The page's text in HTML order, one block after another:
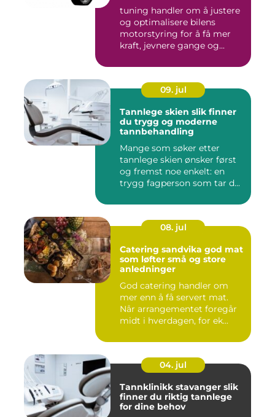
tuning handler om å justere
og optimalisere bilens
motorstyring for å få mer
kraft, jevnere gange og...
09. jul
Tannlege skien slik finner
du trygg og moderne
tannbehandling
Mange som søker etter
tannlege skien ønsker først
og fremst noe enkelt: en
trygg fagperson som tar d...
08. jul
Catering sandvika god mat
som løfter små og store
anledninger
God catering handler om
mer enn å få servert mat.
Når arrangementet foregår
midt i hverdagen, for ek...
04. jul
Tannklinikk stavanger slik
finner du riktig tannlege
for dine behov